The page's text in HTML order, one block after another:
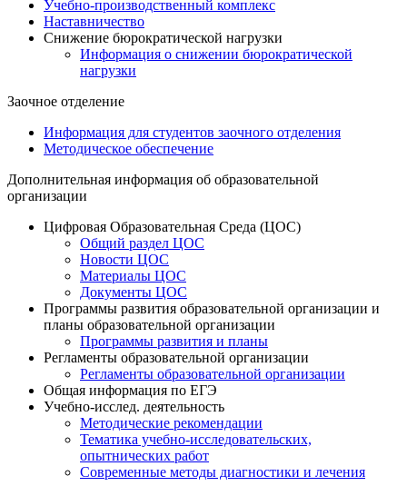
Учебно-производственный комплекс
Наставничество
Снижение бюрократической нагрузки
Информация о снижении бюрократической
нагрузки
Заочное отделение
Информация для студентов заочного отделения
Методическое обеспечение
Дополнительная информация об образовательной
организации
Цифровая Образовательная Среда (ЦОС)
Общий раздел ЦОС
Новости ЦОС
Материалы ЦОС
Документы ЦОС
Программы развития образовательной организации и
планы образовательной организации
Программы развития и планы
Регламенты образовательной организации
Регламенты образовательной организации
Общая информация по ЕГЭ
Учебно-исслед. деятельность
Методические рекомендации
Тематика учебно-исследовательских,
опытнических работ
Современные методы диагностики и лечения